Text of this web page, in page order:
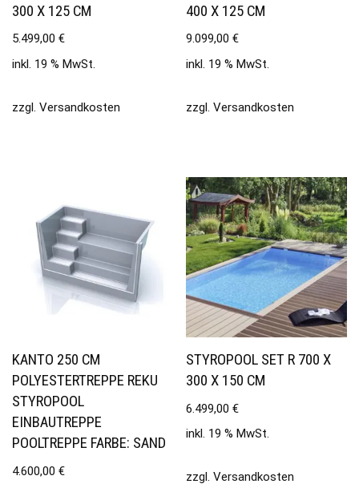
300 X 125 CM
5.499,00 €
inkl. 19 % MwSt.
zzgl. Versandkosten
400 X 125 CM
9.099,00€
inkl. 19 % MwSt.
zzgl.Versandkosten
KANTO 250 CM
POLYESTERTREPPE REKU
STYROPOOL
EINBAUTREPPE
POOLTREPPE FARBE: SAND
4.600,00 €
STYROPOOL SET R 700 X
300 X 150 CM
6.499,00€
inkl. 19 % MwSt.
zzgl.Versandkosten